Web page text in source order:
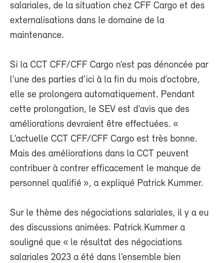
salariales, de la situation chez CFF Cargo et des
externalisations dans le domaine de la
maintenance.
Si la CCT CFF/CFF Cargo n’est pas dénoncée par
l’une des parties d’ici à la fin du mois d’octobre,
elle se prolongera automatiquement. Pendant
cette prolongation, le SEV est d’avis que des
améliorations devraient être effectuées. «
L’actuelle CCT CFF/CFF Cargo est très bonne.
Mais des améliorations dans la CCT peuvent
contribuer à contrer efficacement le manque de
personnel qualifié », a expliqué Patrick Kummer.
Sur le thème des négociations salariales, il y a eu
des discussions animées. Patrick Kummer a
souligné que « le résultat des négociations
salariales 2023 a été dans l’ensemble bien